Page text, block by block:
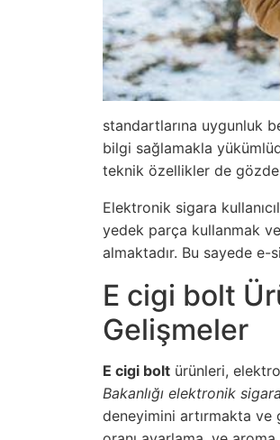
standartlarına uygunluk
bilgi sağlamakla
teknik özellikler de
Elektronik sigara
yedek parça kullanmak
almaktadır. Bu sayede e-
E cigi bolt
Gelişmeler
E cigi bolt ürünleri,
Bakanlığı elektronik sigara
deneyimini artırmakta ve